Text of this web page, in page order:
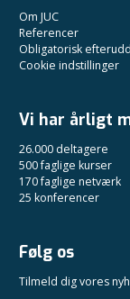
Om JUC
Referencer
Obligatorisk
Cookie indstillinger
Vi har årligt
26.000 deltagere
500 faglige kurser
170 faglige netværk
25 konferencer
Følg os
Tilmeld dig vores